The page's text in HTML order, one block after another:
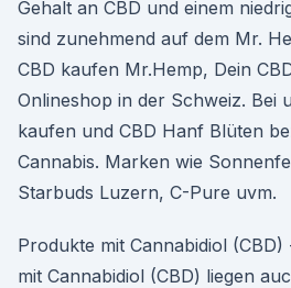
Gehalt an CBD und einem
sind zunehmend auf dem Mr.
CBD kaufen Mr.Hemp, Dein
Onlineshop in der Schweiz. Bei
kaufen und CBD Hanf Blüten
Cannabis. Marken wie
Starbuds Luzern, C-Pure uvm.
Produkte mit Cannabidiol
mit Cannabidiol (CBD) liegen